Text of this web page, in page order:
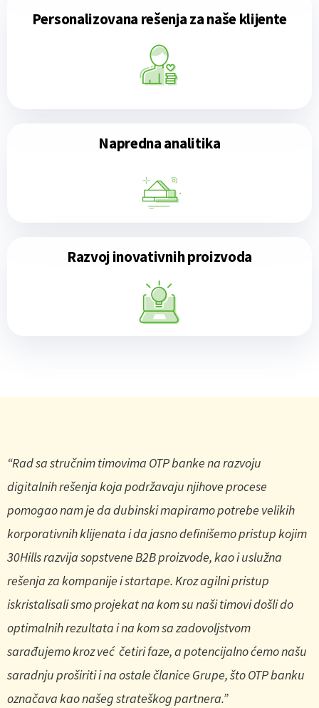
Personalizovana rešenja za naše klijente
Napredna analitika
Razvoj inovativnih proizvoda
“Rad sa stručnim timovima OTP banke na razvoju
digitalnih rešenja koja podržavaju njihove procese
pomogao nam je da dubinski mapiramo potrebe velikih
korporativnih klijenata i da jasno definišemo pristup kojim
30Hills razvija sopstvene B2B proizvode, kao i uslužna
rešenja za kompanije i startape. Kroz agilni pristup
iskristalisali smo projekat na kom su naši timovi došli do
optimalnih rezultata i na kom sa zadovoljstvom
sarađujemo kroz već četiri faze, a potencijalno ćemo našu
saradnju proširiti i na ostale članice Grupe, što OTP banku
označava kao našeg strateškog partnera.”